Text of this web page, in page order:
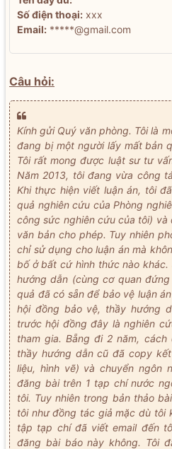
Số điện thoại: xxx
Email: *****@gmail.com
Câu hỏi:
Kính gửi Quý văn phòng. Tôi là
đang bị một người lấy mất bản
Tôi rất mong được luật sư tư
Năm 2013, tôi đang vừa công
Khi thực hiện viết luận án, tôi
quả nghiên cứu của Phòng
công sức nghiên cứu của tôi)
văn bản cho phép. Tuy nhiên
chỉ sử dụng cho luận án mà
bố ở bất cứ hình thức nào
hướng dẫn (cùng cơ quan
quả đã có sẵn để bảo vệ luận
hội đồng bảo vệ, thầy hướng
trước hội đồng đây là nghiên
tham gia. Bẵng đi 2 năm,
thầy hướng dẫn cũ đã copy
liệu, hình vẽ) và chuyển ngôn
đăng bài trên 1 tạp chí nước
tôi. Tuy nhiên trong bản thảo
tôi như đồng tác giả mặc dù tôi
tập tạp chí đã viết email đến
đăng bài báo này không. Tôi